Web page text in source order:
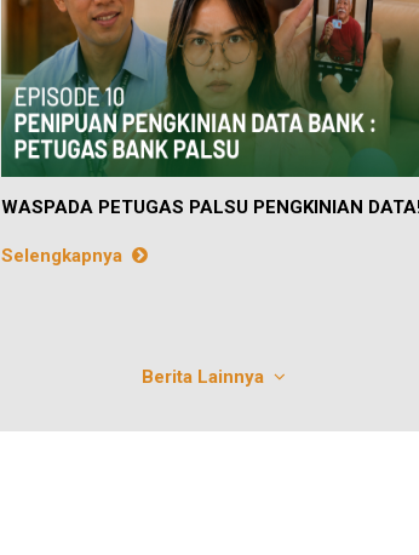
WASPADA PETUGAS PALSU PENGKINIAN
Selengkapnya
Berita Lainnya